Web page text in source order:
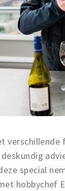
verschillende
special
hobbychef